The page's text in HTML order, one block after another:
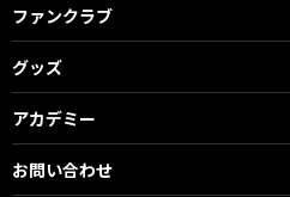
ファンクラブ
グッズ
アカデミー
お問い合わせ